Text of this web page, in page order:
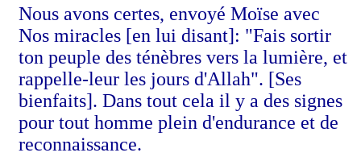
Nous avons certes, envoyé Moïse avec
Nos miracles [en lui disant]: "Fais sortir
ton peuple des ténèbres vers la lumière, et
rappelle-leur les jours d'Allah". [Ses
bienfaits]. Dans tout cela il y a des signes
pour tout homme plein d'endurance et de
reconnaissance.